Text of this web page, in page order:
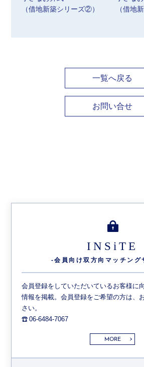
（借地新築シリーズ②）
（借地
一覧へ戻る
お問い合せ
INSiTE
-会員向け双方向 マッチング
会員登録をしていただいているお客様に
情報を掲載。会員登録をご希望の方は、
さい。
06-6484-7067
MORE